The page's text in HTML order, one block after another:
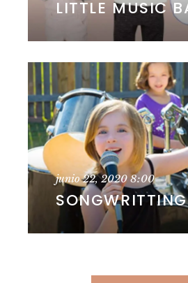
LITTLE MUSIC
junio 22, 20208:00